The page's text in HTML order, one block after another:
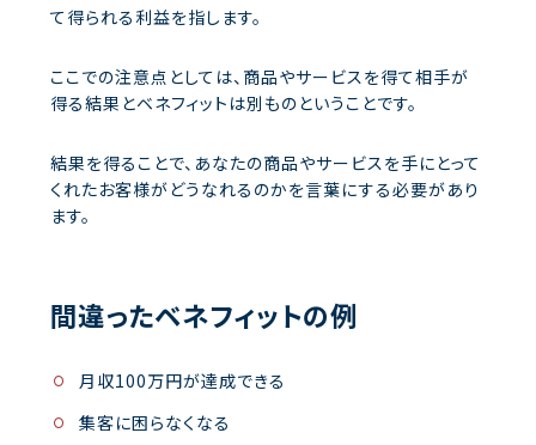
て得られる利益を指します。
ここでの注意点としては、商品やサービスを得て相手が
得る結果とベネフィットは別ものということです。
結果を得ることで、あなたの商品やサービスを手にとって
くれたお客様がどうなれるのかを言葉にする必要があり
ます。
間違ったベネフィットの例
月収100万円が達成できる
集客に困らなくなる